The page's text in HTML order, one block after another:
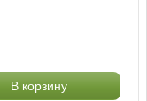
В корзину